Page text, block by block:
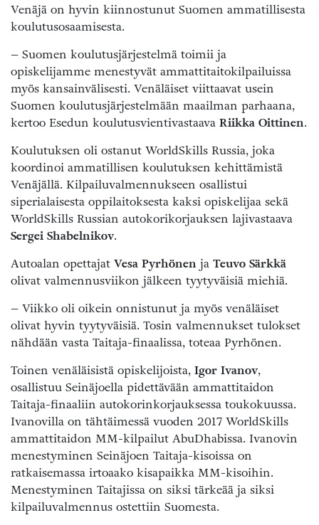
Venäjä on hyvin kiinnostunut Suomen ammatillisesta
koulutusosaamisesta.
– Suomen koulutusjärjestelmä toimii ja
opiskelijamme menestyvät ammattitaitokilpailuissa
myös kansainvälisesti. Venäläiset viittaavat usein
Suomen koulutusjärjestelmään maailman parhaana,
kertoo Esedun koulutusvientivastaava Riikka Oittinen.
Koulutuksen oli ostanut WorldSkills Russia, joka
koordinoi ammatillisen koulutuksen kehittämistä
Venäjällä. Kilpailuvalmennukseen osallistui
siperialaisesta oppilaitoksesta kaksi opiskelijaa sekä
WorldSkills Russian autokorikorjauksen lajivastaava
Sergei Shabelnikov.
Autoalan opettajat Vesa Pyrhönen ja Teuvo Särkkä
olivat valmennusviikon jälkeen tyytyväisiä miehiä.
– Viikko oli oikein onnistunut ja myös venäläiset
olivat hyvin tyytyväisiä. Tosin valmennukset tulokset
nähdään vasta Taitaja-finaalissa, toteaa Pyrhönen.
Toinen venäläisistä opiskelijoista, Igor Ivanov,
osallistuu Seinäjoella pidettävään ammattitaidon
Taitaja-finaaliin autokorinkorjauksessa toukokuussa.
Ivanovilla on tähtäimessä vuoden 2017 WorldSkills
ammattitaidon MM-kilpailut AbuDhabissa. Ivanovin
menestyminen Seinäjoen Taitaja-kisoissa on
ratkaisemassa irtoaako kisapaikka MM-kisoihin.
Menestyminen Taitajissa on siksi tärkeää ja siksi
kilpailuvalmennus ostettiin Suomesta.